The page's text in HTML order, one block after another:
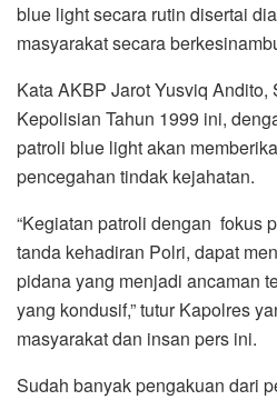
blue light secara rutin disertai
masyarakat secara
Kata AKBP Jarot Yusviq
Kepolisian Tahun 1999 ini,
patroli blue light akan
pencegahan tindak kejahatan.
“Kegiatan patroli dengan fokus
tanda kehadiran Polri, dapat
pidana yang menjadi ancaman
yang kondusif,” tutur Kapolres
masyarakat dan insan pers ini.
Sudah banyak pengakuan dari